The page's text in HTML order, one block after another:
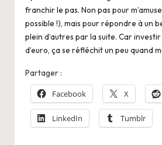
franchir le pas. Non pas pour
possible !), mais pour répondre à un
plein d’autres par la suite. Car
d’euro, ça se réfléchit un peu quand
Partager :
Facebook X
LinkedIn Tumblr